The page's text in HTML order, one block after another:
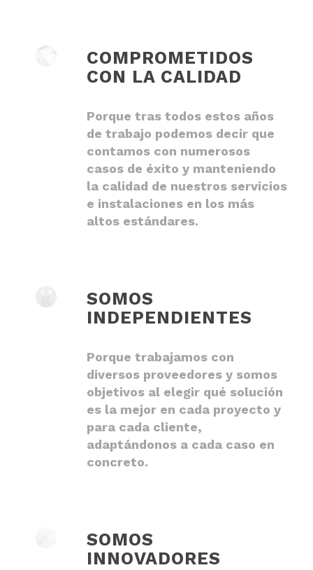
COMPROMETIDOS
CON LA CALIDAD
Porque tras todos estos años
de trabajo podemos decir que
contamos con numerosos
casos de éxito y manteniendo
la calidad de nuestros servicios
e instalaciones en los más
altos estándares.
SOMOS
INDEPENDIENTES
Porque trabajamos con
diversos proveedores y somos
objetivos al elegir qué solución
es la mejor en cada proyecto y
para cada cliente,
adaptándonos a cada caso en
concreto.
SOMOS
INNOVADORES